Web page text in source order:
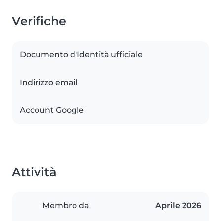
Verifiche
Documento d'Identità ufficiale
Indirizzo email
Account Google
Attività
Membro da Aprile 2026